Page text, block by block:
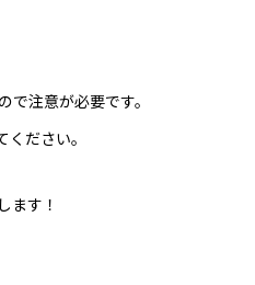
注意が必要です。
ださい。
ます！